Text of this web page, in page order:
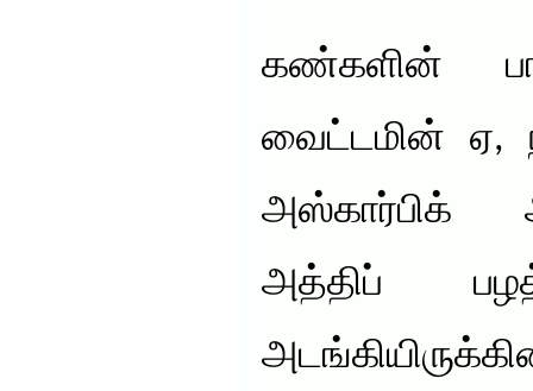
கண்களின்
வைட்டமின் ஏ,
அஸ்கார்பிக்
அத்திப்